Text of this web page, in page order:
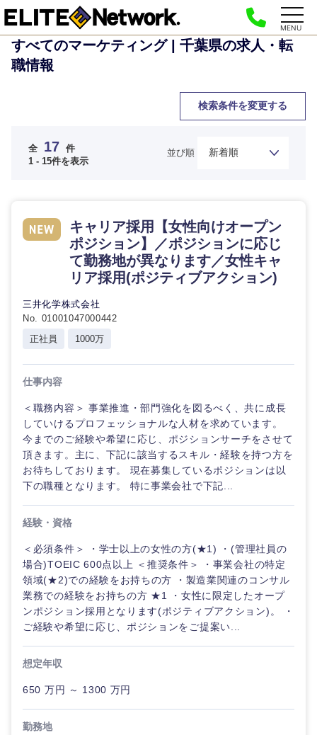
MENU
すべてのマーケティング | 千葉県の求人・転
職情報
検索条件を変更する
経営企
画・事業
企画
経営ボー
ド
管理
SCM
すべての経営企画・事業企
画
事業企画・事業開発
経営企画・事業企画
経営ボード
SCM
人事
商社・卸
エネルギー・資源・環境
自動車・機械・船舶
電気・電子・半導体
北海道・東北地方
北海道 青森県
秋田県
希望年収
全 17 件
1 - 15件を表示
並び順
キャリア採用【女性向けオープン
ポジション】／ポジションに応じ
て勤務地が異なります／女性キャ
リア採用(ポジティブアクション)
三井化学株式会社
No. 01001047000442
正社員
1000万
仕事内容
＜職務内容＞ 事業推進・部門強化を図るべく、共に成長
していけるプロフェッショナルな人材を求めています。
今までのご経験や希望に応じ、ポジションサーチをさせて
頂きます。主に、下記に該当するスキル・経験を持つ方を
お待ちしております。 現在募集しているポジションは以
下の職種となります。 特に事業会社で下記...
経験・資格
＜必須条件＞ ・学士以上の女性の方(★1) ・(管理社員の
場合)TOEIC 600点以上 ＜推奨条件＞ ・事業会社の特定
領域(★2)での経験をお持ちの方 ・製造業関連のコンサル
業務での経験をお持ちの方 ★1 ・女性に限定したオープ
ンポジション採用となります(ポジティブアクション)。 ・
ご経験や希望に応じ、ポジションをご提案い...
想定年収
650 万円 ～ 1300 万円
勤務地